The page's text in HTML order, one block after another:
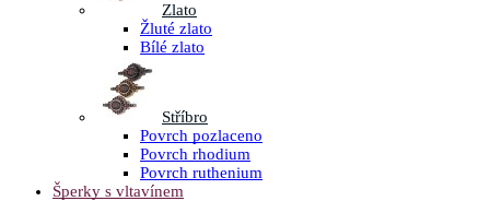
Zlato
Žluté zlato
Bílé zlato
Stříbro
Povrch pozlaceno
Povrch rhodium
Povrch ruthenium
Šperky s vltavínem